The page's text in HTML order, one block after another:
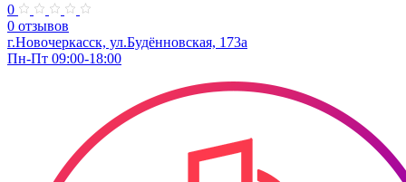
0
0 отзывов
г.Новочеркасск, ул.Будённовская, 173а
Пн-Пт 09:00-18:00